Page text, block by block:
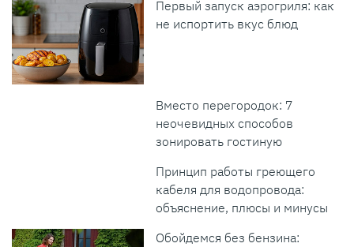
Первый запуск аэрогриля: как
не испортить вкус блюд
Вместо перегородок: 7
неочевидных способов
зонировать гостиную
Принцип работы греющего
кабеля для водопровода:
объяснение, плюсы и минусы
Обойдемся без бензина: